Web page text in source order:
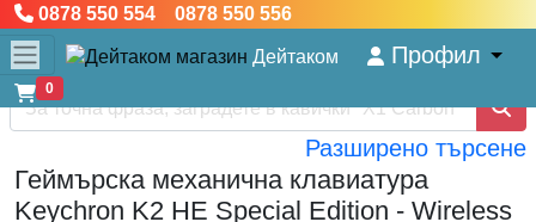
0878 550 554 0878 550 556
Дейтаком Профил
0
Разширено търсене
Геймърска механична клавиатура
Keychron K2 HE Special Edition - Wireless